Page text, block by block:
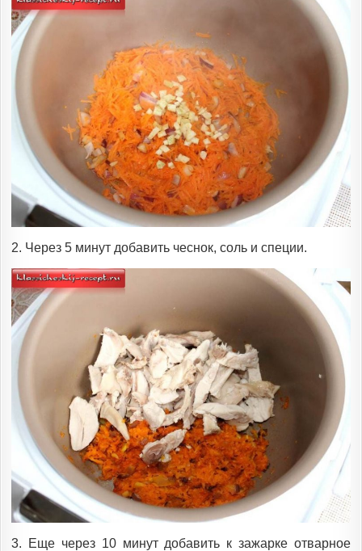
2. Через 5 минут добавить чеснок, соль и специи.
3. Еще через 10 минут добавить к зажарке отварное